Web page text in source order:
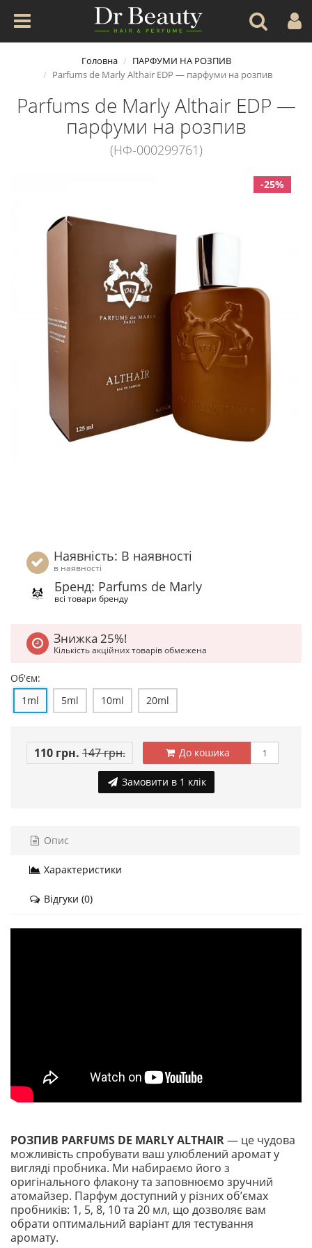
Головна
ПАРФУМИ НА РОЗПИВ
Parfums de Marly Althair EDP — парфуми на розпив
Parfums de Marly Althair EDP —
парфуми на розпив
(НФ-000299761)
-25%
Наявність: В наявності
в наявності
Бренд: Parfums de Marly
всі товари бренду
Знижка 25%!
Кількість акційних товарів обмежена
Об'єм:
1ml
5ml 10ml 20ml
110 грн. 147 грн. До кошика
Замовити в 1 клік
Опис
Характеристики
Відгуки (0)
РОЗПИВ PARFUMS DE MARLY ALTHAIR— це чудова
можливість спробувати ваш улюблений аромат у
вигляді пробника. Ми набираємо його з
оригінального флакону та заповнюємо зручний
атомайзер. Парфум доступний у різних обʼємах
пробників: 1, 5, 8, 10 та 20 мл, що дозволяє вам
обрати оптимальний варіант для тестування
аромату.